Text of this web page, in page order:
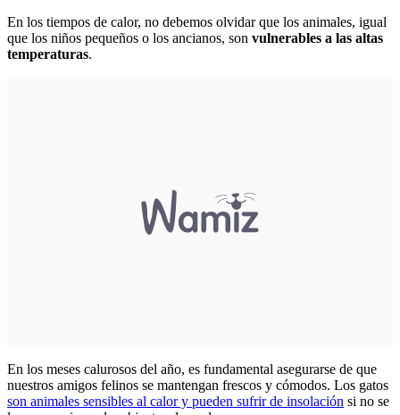
En los tiempos de calor, no debemos olvidar que los animales, igual
que los niños pequeños o los ancianos, son vulnerables a las altas
temperaturas.
En los meses calurosos del año, es fundamental asegurarse de que
nuestros amigos felinos se mantengan frescos y cómodos. Los gatos
son animales sensibles al calor y pueden sufrir de insolación si no se